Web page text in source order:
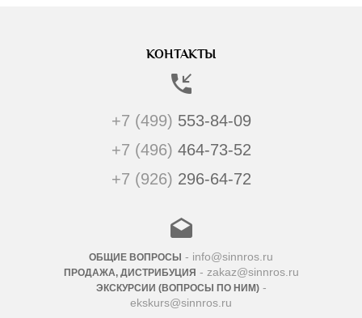
КОНТАКТЫ
+7 (499) 553-84-09
+7 (496) 464-73-52
+7 (926) 296-64-72
ОБЩИЕ ВОПРОСЫ - info@sinnros.ru
ПРОДАЖА, ДИСТРИБУЦИЯ - zakaz@sinnros.ru
ЭКСКУРСИИ (ВОПРОСЫ ПО НИМ)-
ekskurs@sinnros.ru